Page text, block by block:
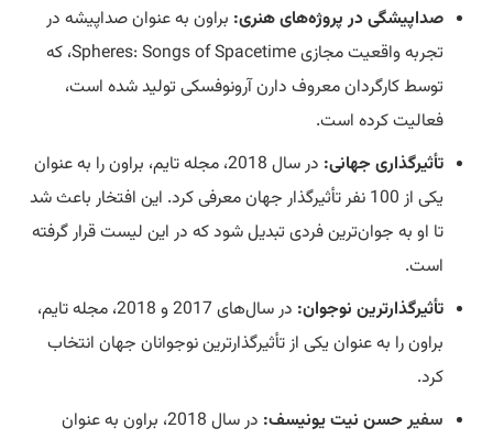
صداپیشگی در پروژه‌های هنری: براون به عنوان صداپیشه در
تجربه واقعیت مجازی Spheres: Songs of Spacetime، که
توسط کارگردان معروف دارن آرونوفسکی تولید شده است،
فعالیت کرده است.
تأثیرگذاری جهانی:
در سال 2018، مجله تایم، براون را به عنوان
یکی از 100 نفر تأثیرگذار جهان معرفی کرد. این افتخار باعث شد
تا او به جوان‌ترین فردی تبدیل شود که در این لیست قرار گرفته
است.
تأثیرگذارترین نوجوان:
در سال‌های 2017 و 2018، مجله تایم،
براون را به عنوان یکی از تأثیرگذارترین نوجوانان جهان انتخاب
کرد.
سفیرحسن نیت یونیسف:
در سال 2018، براون به عنوان